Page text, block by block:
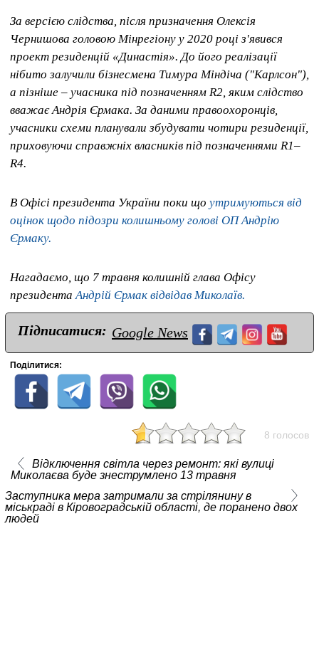
За версією слідства, після призначення Олексія
Чернишова головою Мінрегіону у 2020 році з'явився
проект резиденцій «Династія». До його реалізації
нібито залучили бізнесмена Тимура Міндіча ("Карлсон"),
а пізніше – учасника під позначенням R2, яким слідство
вважає Андрія Єрмака. За даними правоохоронців,
учасники схеми планували збудувати чотири резиденції,
приховуючи справжніх власників під позначеннями R1–
R4.
В Офісі президента України поки що утримуються від
оцінок щодо підозри колишньому голові ОП Андрію
Єрмаку.
Нагадаємо, що 7 травня колишній глава Офісу
президентаАндрій Єрмак відвідав Миколаїв.
Підписатися: Google News
Поділитися:
8 голосов
Відключення світла через ремонт: які вулиці
Миколаєва буде знеструмлено 13 травня
Заступника мера затримали за стрілянину в
міськраді в Кіровоградській області, де поранено двох
людей